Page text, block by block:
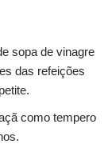
sopa de vinagre
das refeições
como tempero